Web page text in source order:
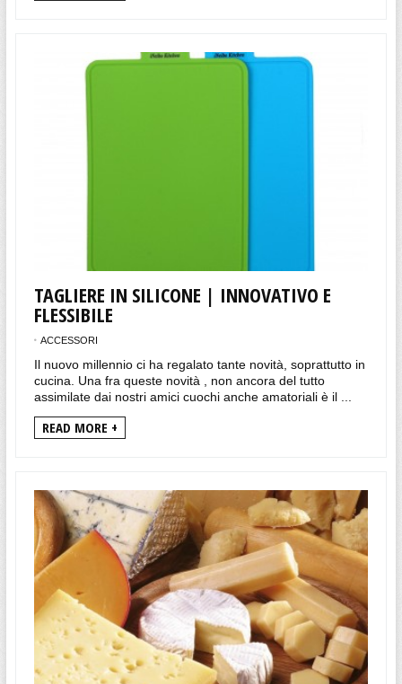
TAGLIERE IN SILICONE | INNOVATIVO E
FLESSIBILE
ACCESSORI
Il nuovo millennio ci ha regalato tante novità, soprattutto in
cucina. Una fra queste novità , non ancora del tutto
assimilate dai nostri amici cuochi anche amatoriali è il ...
READ MORE +